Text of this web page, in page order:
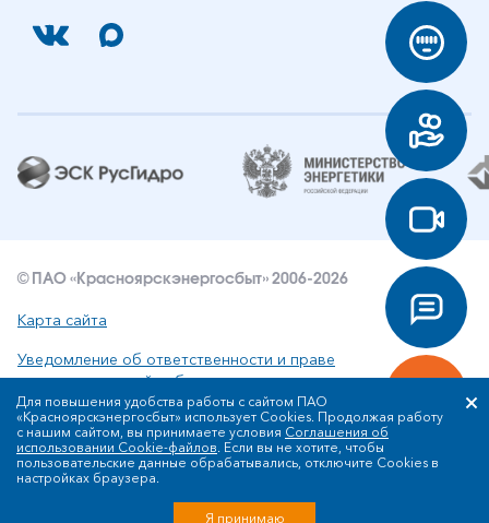
© ПАО «Красноярскэнергосбыт» 2006-2026
Карта сайта
Уведомление об ответственности и праве
интеллектуальной собственности
Политика ПАО «Красноярскэнергосбыт» в отношении
обработки персональных данных
Для повышения удобства работы с сайтом ПАО
«Красноярскэнергосбыт» использует Cookies. Продолжая работу
с нашим сайтом, вы принимаете условия Соглашения об
использовании Cookie-файлов. Если вы не хотите, чтобы
пользовательские данные обрабатывались, отключите Cookies в
настройках браузера.
Я принимаю